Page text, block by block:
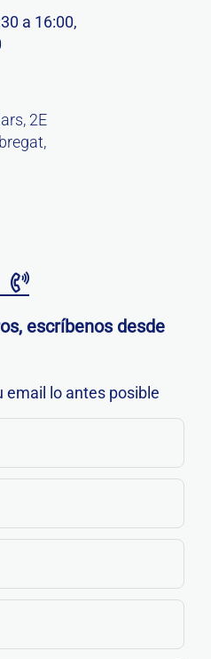
a 16:00,
2E
escríbenos desde
email lo antes posible